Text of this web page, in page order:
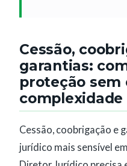
Cessão,
garantias:
proteção sem
complexidade
Cessão, coobrigação e
jurídico mais sensível